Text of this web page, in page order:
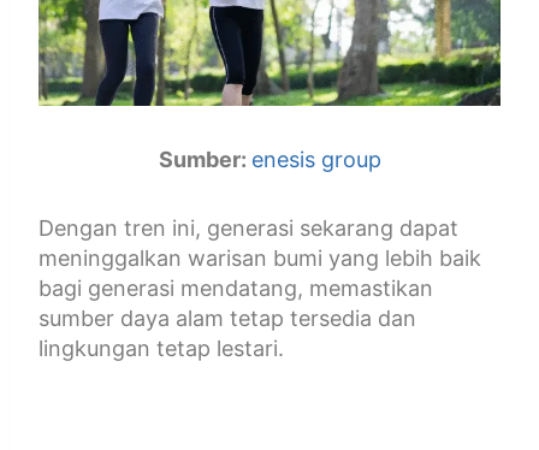
Sumber: enesis group
Dengan tren ini, generasi sekarang dapat
meninggalkan warisan bumi yang lebih baik
bagi generasi mendatang, memastikan
sumber daya alam tetap tersedia dan
lingkungan tetap lestari.